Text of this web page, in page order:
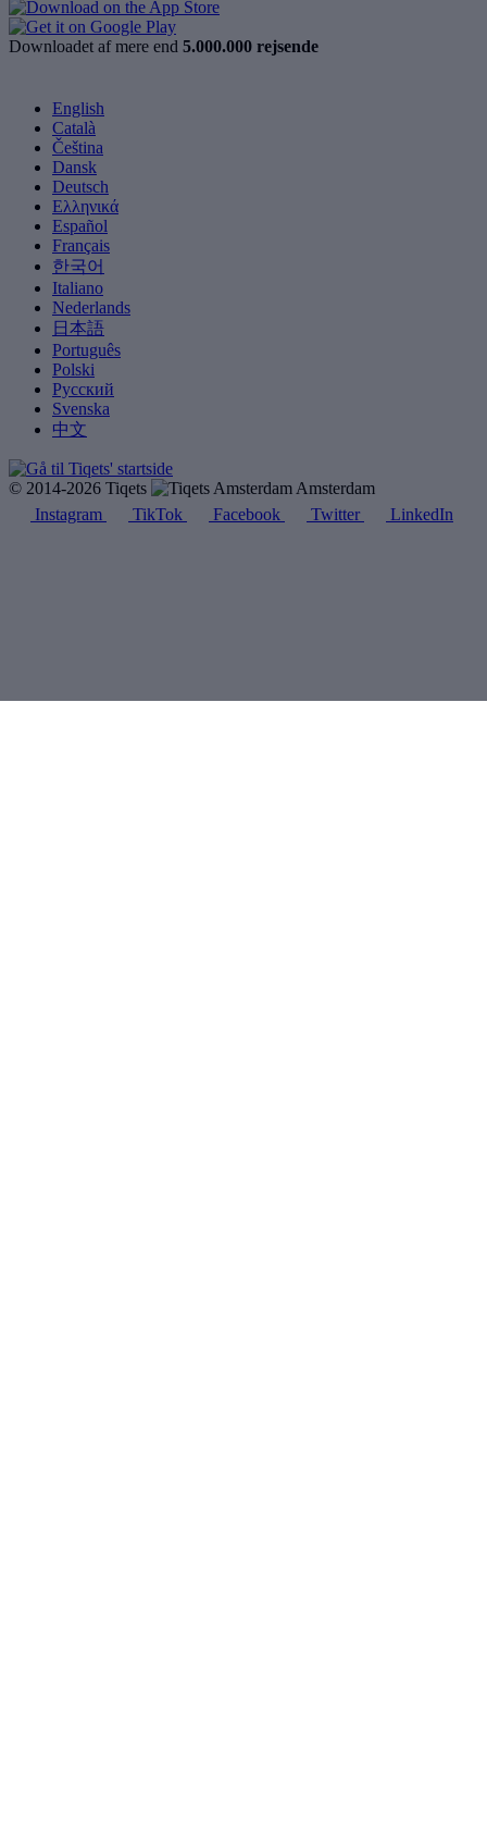
Downloadet af mere end 5.000.000 rejsende
English
Català
Čeština
Dansk
Deutsch
Ελληνικά
Español
Français
한국어
Italiano
Nederlands
日本語
Português
Polski
Русский
Svenska
中文
© 2014-2026 Tiqets
Amsterdam
Instagram
TikTok Facebook Twitter LinkedIn